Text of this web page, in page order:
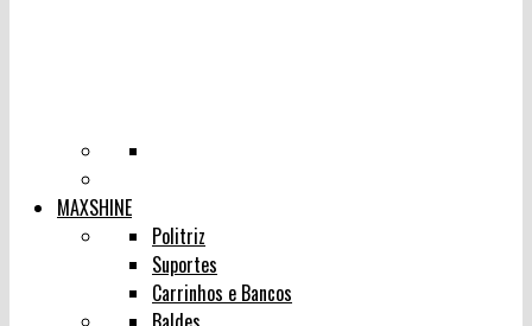
MAXSHINE
Politriz
Suportes
Carrinhos e Bancos